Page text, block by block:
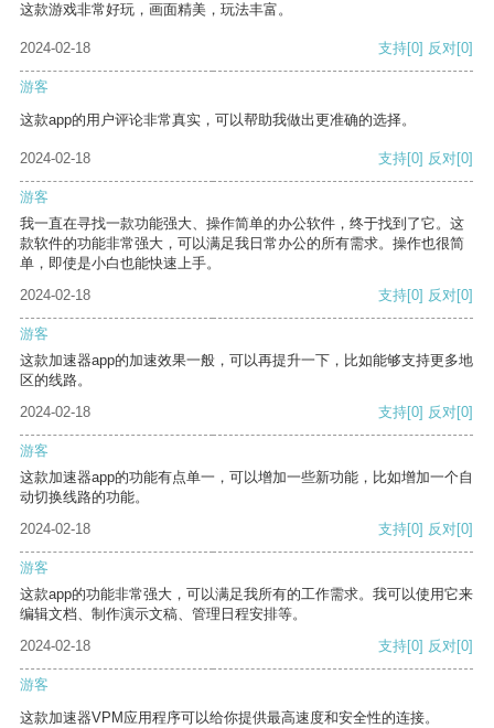
这款游戏非常好玩，画面精美，玩法丰富。
2024-02-18 支持[0] 反对[0]
游客
这款app的用户评论非常真实，可以帮助我做出更准确的选择。
2024-02-18 支持[0] 反对[0]
游客
我一直在寻找一款功能强大、操作简单的办公软件，终于找到了它。这
款软件的功能非常强大，可以满足我日常办公的所有需求。操作也很简
单，即使是小白也能快速上手。
2024-02-18
支持[0] 反对[0]
游客
这款加速器app的加速效果一般，可以再提升一下，比如能够支持更多地
区的线路。
2024-02-18
支持[0] 反对[0]
游客
这款加速器app的功能有点单一，可以增加一些新功能，比如增加一个自
动切换线路的功能。
2024-02-18
支持[0] 反对[0]
游客
这款app的功能非常强大，可以满足我所有的工作需求。我可以使用它来
编辑文档、制作演示文稿、管理日程安排等。
2024-02-18
支持[0] 反对[0]
游客
这款加速器VPM应用程序可以给你提供最高速度和安全性的连接。